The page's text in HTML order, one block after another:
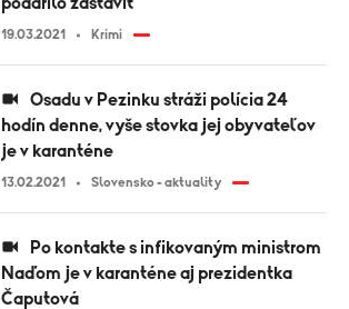
19.03.2021 Krimi
hodín denne, vyše stovka jej obyvateľov
je v karanténe
13.02.2021 Slovensko - aktuality
Naďom je v karanténe aj prezidentka
Čaputová